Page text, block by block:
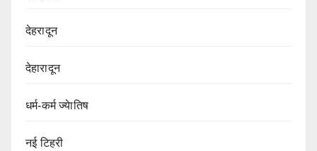
देहरादून
देहारादून
धर्म-कर्म ज्येातिष
नई टिहरी